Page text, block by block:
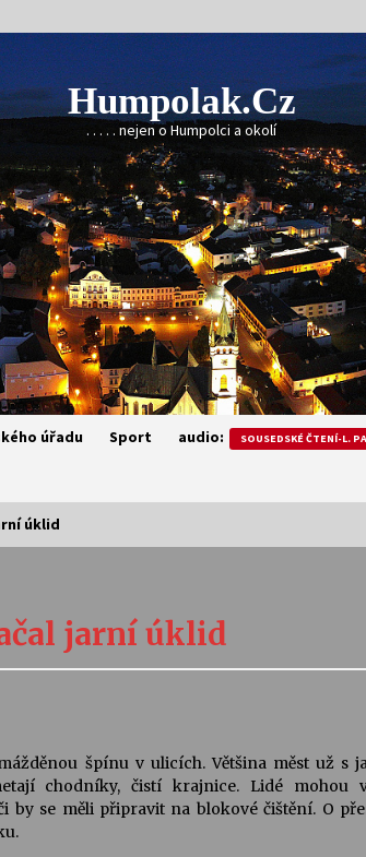
Humpolak.cz
. . . . . nejen o Humpolci a okolí
úřadu Sport audio: SOUSEDSKÉ ČTENÍ-L.
Stávám se kapkou
30. 7. 2026
Vysočinka
úklid
jarní úklid
špínu v ulicích. Většina měst už s
chodníky, čistí krajnice. Lidé mohou
se měli připravit na blokové čištění. O